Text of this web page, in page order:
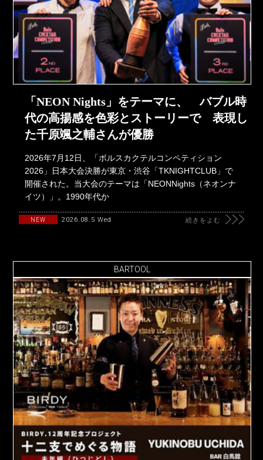
「NEON Nights」をテーマに、 バブル時
代の高揚感を色彩とストーリーで 表現し
た千原颯之輔さんが優勝
2026年7月12日、「ボルスカクテルコンペティション
2026」日本大会決勝が東京・渋谷「TKNIGHTCLUB」で
開催された。当大会のテーマは「NEONNights（ネオンナ
イツ）」。1990年代か
NEW 2026.08.5 Wed 続きをよむ
BARTOOL